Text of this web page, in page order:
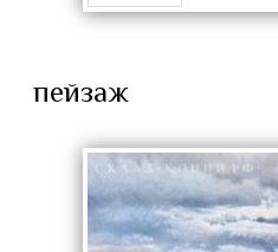
назад
пейзаж